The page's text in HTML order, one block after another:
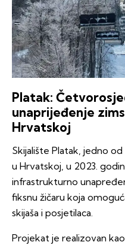
Platak:
unaprijeđenje
Hrvatskoj
Skijalište Platak, jedno
u Hrvatskoj, u 2023.
infrastrukturno
fiksnu žičaru koja
skijaša i posjetilaca.
Projekat je realizovan